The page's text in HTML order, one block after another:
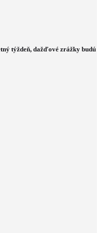
týždeň, dažďové zrážky budú